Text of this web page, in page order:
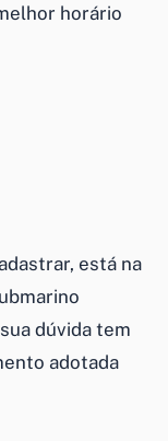
horário
está na
dúvida tem
adotada